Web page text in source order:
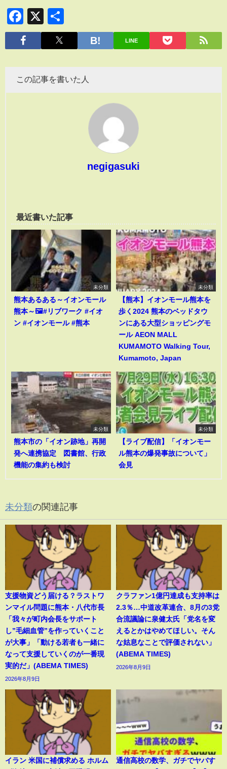
Facebook
X
有
LINE
この記事を書いた人
negigasuki
最近書いた記事
未分類
熊本あるある～イオンモール
熊本～🖼️#リブワーク #イオ
ン #イオンモール #熊本
未分類
【熊本】イオンモール熊本を
歩く2024 熊本のベッドタウ
ンにある大型ショッピングモ
ール AEON MALL
KUMAMOTO Walking Tour,
Kumamoto, Japan
未分類
熊本市の「イオン跡地」再開
発へ連携協定 図書館、行政
機能の集約も検討
未分類
【ライブ配信】「イオンモー
ル熊本の爆発事故について」
会見
未分類の関連記事
支援物資どう届ける？ラストワ
ンマイル問題に熊本・八代市長
「我々が町内会長をサポート
し”毛細血管”を作っていくこと
が大事」「動ける若者も一緒に
なって支援していくのが一番現
実的だ」(ABEMA TIMES)
2026年8月9日
クラファン1億円達成も支持率は
2.3％…中道改革連合、8月の3党
合流議論に泉健太氏「党名を変
えるとかはやめてほしい。そん
な姑息なことで評価されない」
(ABEMA TIMES)
2026年8月9日
イラン 米国に補償求める ホルム
通信高校の数学、ガチでヤバす